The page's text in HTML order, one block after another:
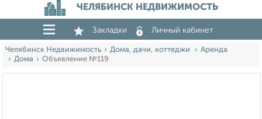
ЧЕЛЯБИНСК НЕДВИЖИМОСТЬ
Закладки Личный кабинет
Челябинск Недвижимость Дома, дачи, коттеджи
Аренда
Дома
Объявление №119